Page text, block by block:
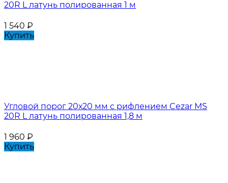
20R L латунь полированная 1 м
1 540 ₽
Купить
Угловой порог 20х20 мм с рифлением Cezar MS
20R L латунь полированная 1,8 м
1 960 ₽
Купить